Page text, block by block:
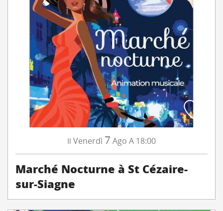
Il Venerdì 7 Ago A 18:00
Marché Nocturne à St Cézaire-
sur-Siagne